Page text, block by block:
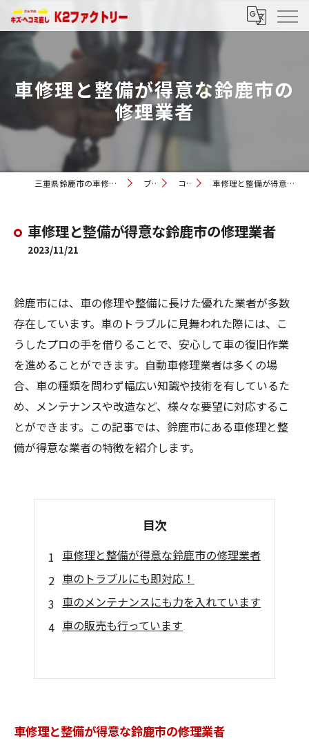
車修理と整備が得意な鈴鹿市の
修理業者
三重県鈴鹿市の車修理ならK2ファクトリー ブログ コラム 車修理と整備が得意な鈴鹿市の修理業者
車修理と整備が得意な鈴鹿市の修理業者
2023/11/21
鈴鹿市には、車の修理や整備に長けた優れた業者が多数
存在しています。車のトラブルに見舞われた際には、こ
うしたプロの手を借りることで、安心して車の復旧作業
を進めることができます。自動車修理業者は多くの場
合、車の種類を問わず幅広い知識や技術を有しているた
め、メンテナンスや改造など、様々な要望に対応するこ
とができます。この記事では、鈴鹿市にある車修理と整
備が得意な業者の特徴を紹介します。
目次
車修理と整備が得意な鈴鹿市の修理業者
車のトラブルにも即対応！
車のメンテナンスにも力を入れています
車の販売も行っています
車修理と整備が得意な鈴鹿市の修理業者